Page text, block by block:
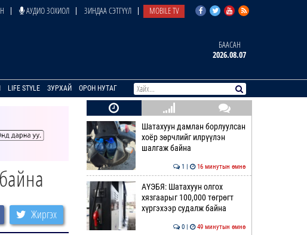
АУДИО ЗОХИОЛ ЗИНДАА СЭТГҮҮЛ MOBILE TV
БААСАН
2026.08.07
LIFE STYLE ЗУРХАЙ ОРОН НУТАГ
Жиргэх
Шатахуун дамлан борлуулсан
хоёр зөрчлийг илрүүлэн
шалгаж байна
1 | 16 минутын өмнө
АҮЭБЯ: Шатахуун олгох
хязгаарыг 100,000 төгрөгт
хүргэхээр судалж байна
0 | 49 минутын өмнө